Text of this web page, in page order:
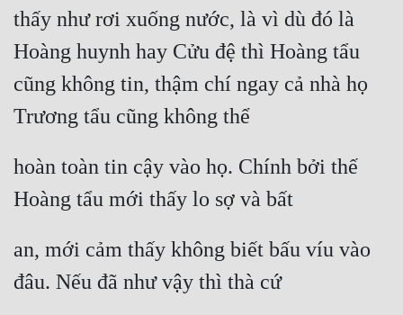
thấy như rơi xuống nước, là vì dù đó là
Hoàng huynh hay Cửu đệ thì Hoàng tẩu
cũng không tin, thậm chí ngay cả nhà họ
Trương tẩu cũng không thể
hoàn toàn tin cậy vào họ. Chính bởi thế
Hoàng tẩu mới thấy lo sợ và bất
an, mới cảm thấy không biết bấu víu vào
đâu. Nếu đã như vậy thì thà cứ